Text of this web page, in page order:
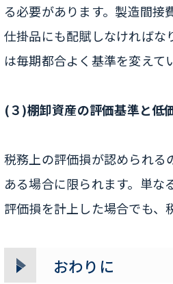
る必要があります。製造間接
仕掛品にも配賦しなければ
は毎期都合よく基準を変えて
(３)棚卸資産の評価基準と低
税務上の評価損が認められる
ある場合に限られます。単な
評価損を計上した場合でも、
おわりに